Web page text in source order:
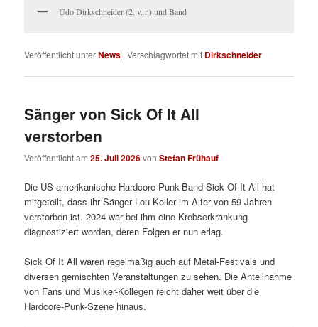
Udo Dirkschneider (2. v. r.) und Band
Veröffentlicht unterNews |Verschlagwortet mit Dirkschneider
Sänger von Sick Of It All
verstorben
Veröffentlicht am25. Juli 2026vonStefan Frühauf
Die US-amerikanische Hardcore-Punk-Band Sick Of It All hat
mitgeteilt, dass ihr Sänger Lou Koller im Alter von 59 Jahren
verstorben ist. 2024 war bei ihm eine Krebserkrankung
diagnostiziert worden, deren Folgen er nun erlag.
Sick Of It All waren regelmäßig auch auf Metal-Festivals und
diversen gemischten Veranstaltungen zu sehen. Die Anteilnahme
von Fans und Musiker-Kollegen reicht daher weit über die
Hardcore-Punk-Szene hinaus.